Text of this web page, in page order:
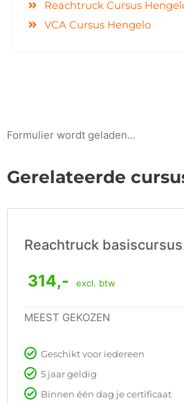
Reachtruck Cursus
VCA Cursus Hengelo
Formulier wordt geladen...
Gerelateerde
Reachtruck basiscursus
314,- excl. btw
MEEST GEKOZEN
Geschikt voor iedereen
5 jaar geldig
Binnen één dag je certificaat